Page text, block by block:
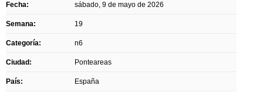
Fecha: sábado, 9 de mayo de 2026
Semana: 19
Categoría: n6
Ciudad: Ponteareas
País: España